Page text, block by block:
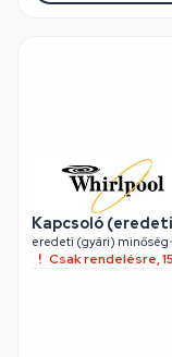
Kapcsoló
eredeti (gyári) minőség•
Csak rendelésre,